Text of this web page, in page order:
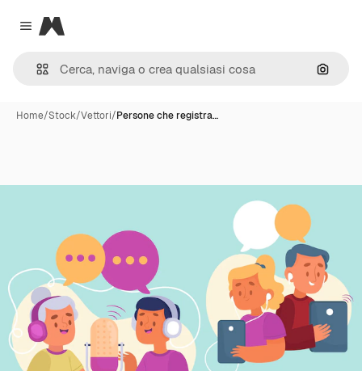
Close menu
Magnific
Cerca
Home/Stock/Vettori/Persone che registra…